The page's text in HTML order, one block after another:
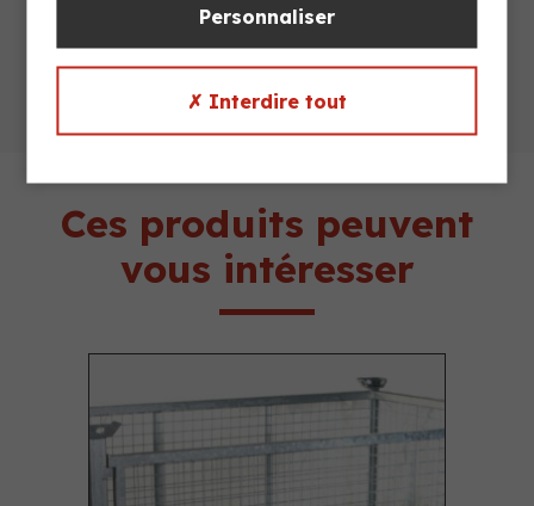
/ 60 croisés
Ces produits peuvent
vous intéresser
Personnaliser
✗ Interdire tout